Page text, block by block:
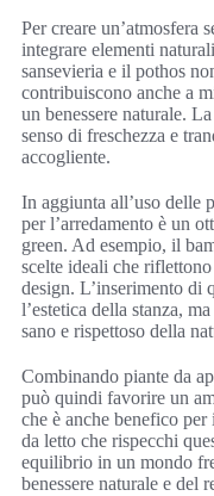
Per creare un’atmosfera
integrare elementi
sansevieria e il pothos
contribuiscono anche a
un benessere naturale.
senso di freschezza e
accogliente.
In aggiunta all’uso delle
per l’arredamento è un
green. Ad esempio, il
scelte ideali che
design. L’inserimento di
l’estetica della stanza,
sano e rispettoso della
Combinando piante da
può quindi favorire un
che è anche benefico
da letto che rispecchi
equilibrio in un mondo
benessere naturale e del